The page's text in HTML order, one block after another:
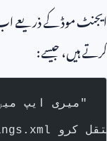
ایجنٹ موڈ کے ذریعے
کرتے ہیں، جیسے:
- "میری ایپ میں ڈارک موڈ شامل کرو"